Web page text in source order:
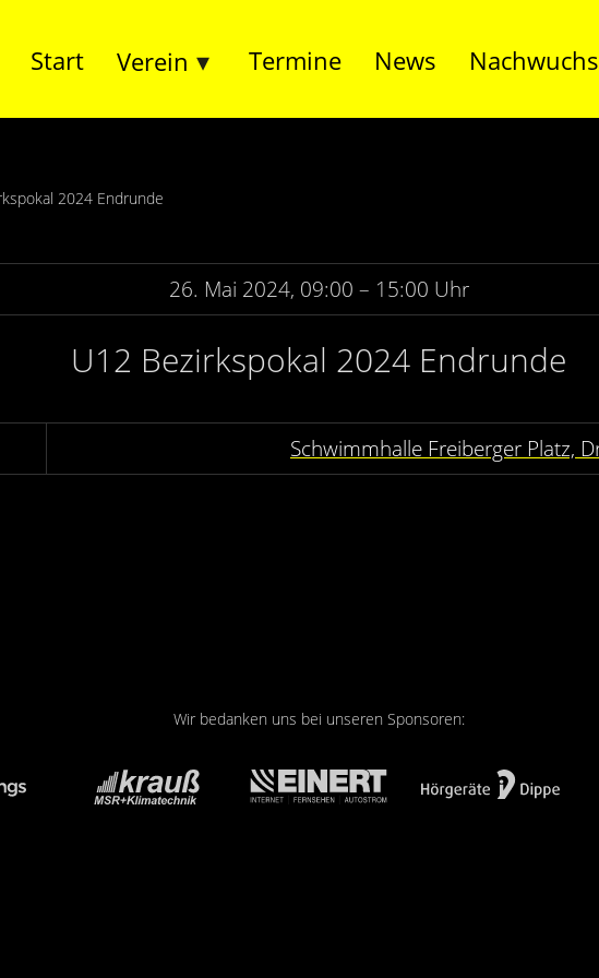
Start Verein Termine News Nachwuchs
2024 Endrunde
26. Mai 2024, 09:00 – 15:00 Uhr
U12 Bezirkspokal 2024 Endrunde
Schwimmhalle Freiberger Platz,
Wir bedanken uns bei unseren Sponsoren: